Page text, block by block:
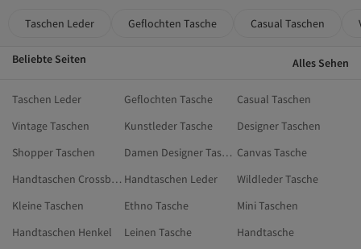
Taschen Leder Geflochten Tasche Casual Taschen
Beliebte Seiten Alles Sehen
Taschen Leder Geflochten Tasche
Casual Taschen
Vintage Taschen
Kunstleder Tasche
Designer Taschen
Shopper Taschen
Damen Designer Taschen Canvas Tasche
Handtaschen Crossbody Handtaschen Leder
Wildleder Tasche
Kleine Taschen
Ethno Tasche
Mini Taschen
Handtaschen Henkel
Leinen Tasche
Handtasche